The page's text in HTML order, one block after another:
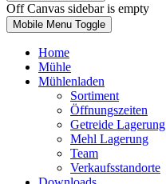
Off Canvas sidebar is empty
Mobile Menu Toggle
Home
Mühle
Mühlenladen
Sortiment
Öffnungszeiten
Getreide Lagerung
Mehl Lagerung
Team
Verkaufsstandorte